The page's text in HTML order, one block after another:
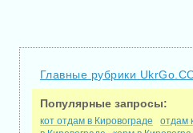
Главные рубрики
Популярные запросы:
кот отдам в Кировограде отдам